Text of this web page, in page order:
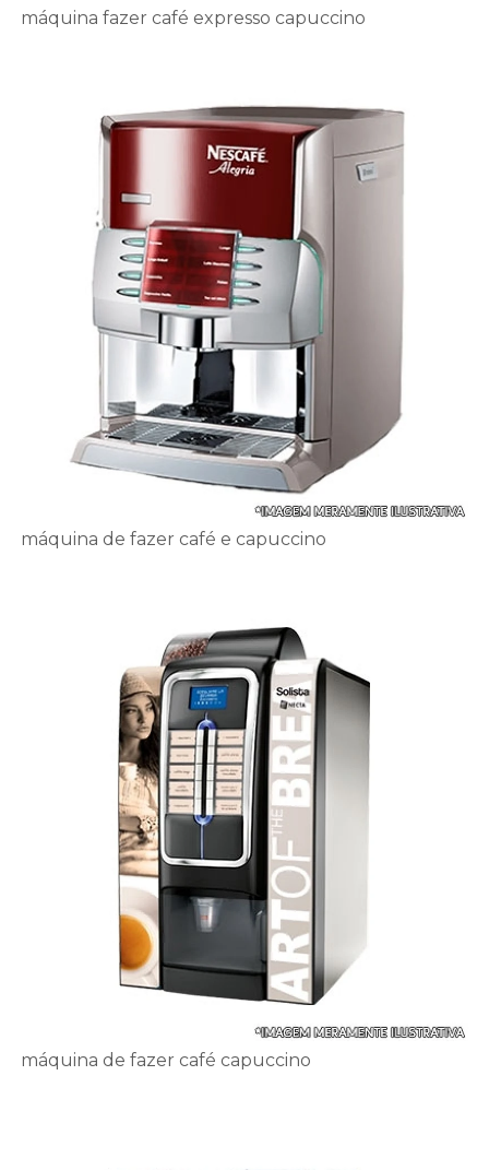
máquina fazer café expresso capuccino
máquina de fazer café e capuccino
máquina de fazer café capuccino